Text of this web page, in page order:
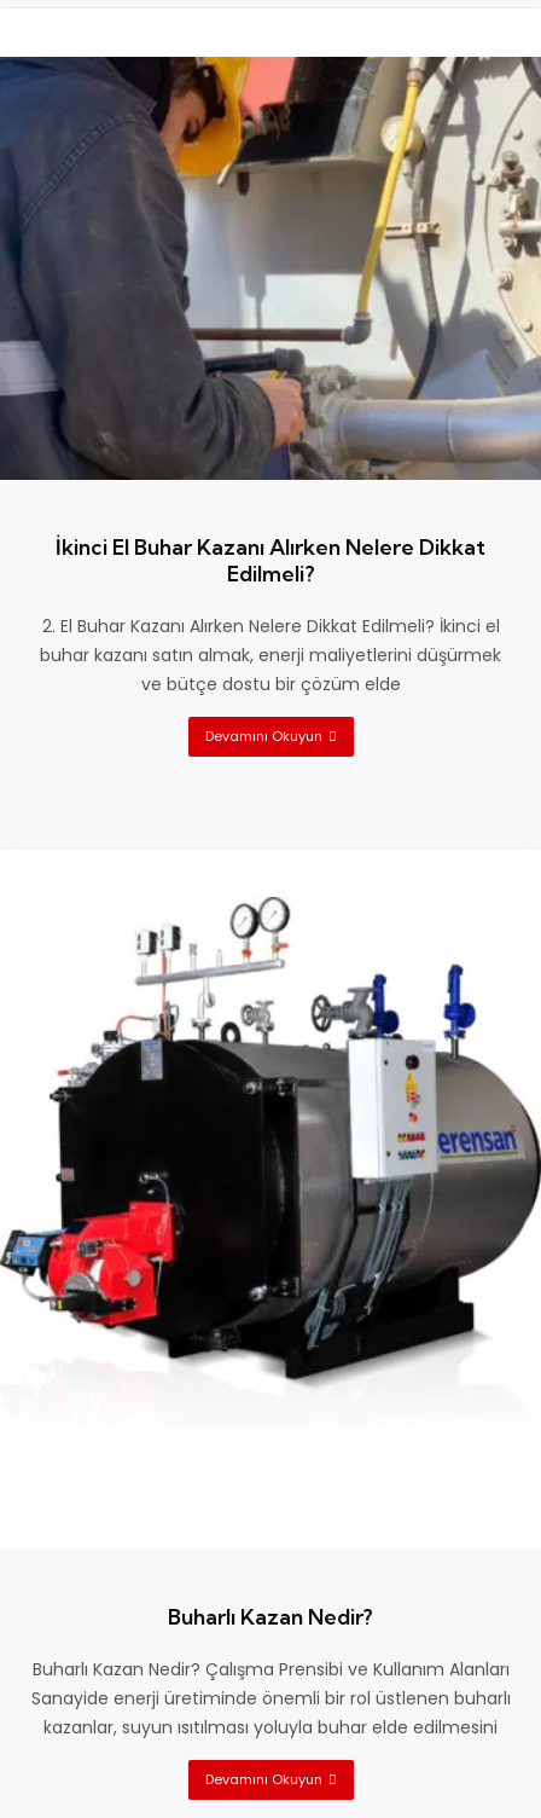
İkinci El Buhar Kazanı Alırken Nelere Dikkat
Edilmeli?
2. El Buhar Kazanı Alırken Nelere Dikkat Edilmeli? İkinci el
buhar kazanı satın almak, enerji maliyetlerini düşürmek
ve bütçe dostu bir çözüm elde
Devamını Okuyun
Buharlı Kazan Nedir?
Buharlı Kazan Nedir? Çalışma Prensibi ve Kullanım Alanları
Sanayide enerji üretiminde önemli bir rol üstlenen buharlı
kazanlar, suyun ısıtılması yoluyla buhar elde edilmesini
Devamını Okuyun